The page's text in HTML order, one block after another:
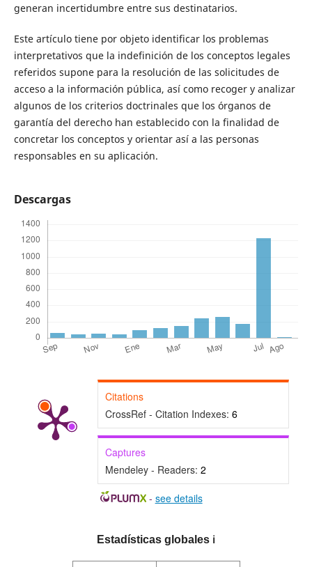
generan incertidumbre entre sus destinatarios.
Este artículo tiene por objeto identificar los problemas
interpretativos que la indefinición de los conceptos legales
referidos supone para la resolución de las solicitudes de
acceso a la información pública, así como recoger y analizar
algunos de los criterios doctrinales que los órganos de
garantía del derecho han establecido con la finalidad de
concretar los conceptos y orientar así a las personas
responsables en su aplicación.
Descargas
Citations
CrossRef - Citation Indexes: 6
Captures
Mendeley - Readers: 2
- see details
Estadísticas globales ℹ️